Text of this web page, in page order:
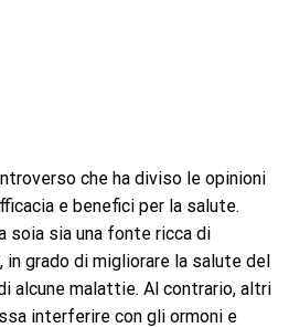
che ha diviso le opinioni
e benefici per la salute.
soia sia una fonte ricca di
grado di migliorare la salute del
alcune malattie. Al contrario, altri
interferire con gli ormoni e